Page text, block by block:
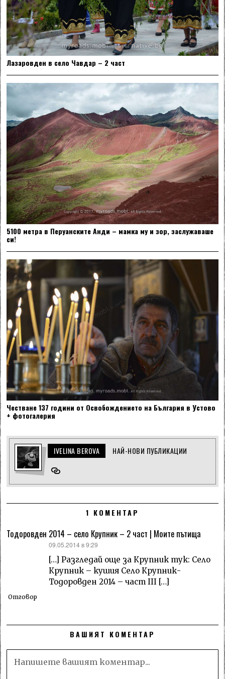
Лазаровден в село Чавдар – 2 част
5100 метра в Перуанските Анди – мамка му и зор, заслужаваше
си!
Честване 137 години от Освобождението на България в Устово
+ фотогалерия
IVELINA BEROVA НАЙ-НОВИ ПУБЛИКАЦИИ
1 КОМЕНТАР
Тодоровден 2014 – село Крупник – 2 част | Моите пътища
09.05.2014 в 9:29
[…] Разгледай още за Крупник тук: Село
Крупник – кушия Село Крупник-
Тодоровден 2014 – част III […]
Отговор
ВАШИЯТ КОМЕНТАР